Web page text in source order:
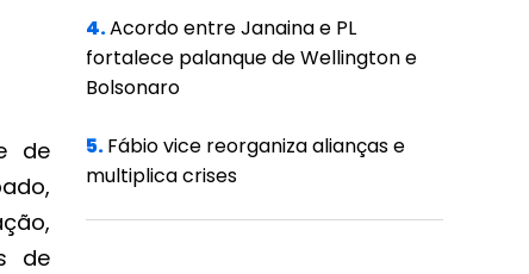
de
de
4.Acordo entre Janaina e PL
fortalece palanque de Wellington e
Bolsonaro
5.Fábio vice reorganiza alianças e
multiplica crises